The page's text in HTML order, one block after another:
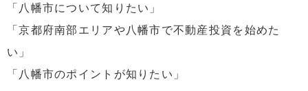
「八幡市について知りたい」
「京都府南部エリアや八幡市で不動産投資を始めた
い」
「八幡市のポイントが知りたい」